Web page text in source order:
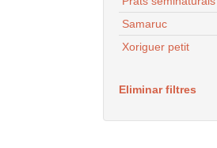
Samaruc
Xoriguer petit
Eliminar filtres